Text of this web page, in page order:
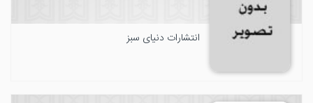
انتشارات دنیای سبز